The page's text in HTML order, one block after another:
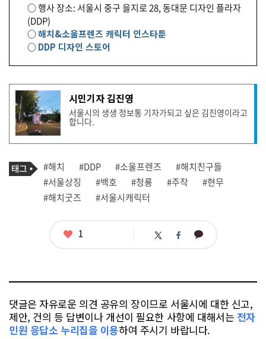
○ 행사 장소: 서울시 중구 을지로 28, 동대문 디자인 플라자
(DDP)
○해치&소울프렌즈 캐릭터 인스타툰
○DDP 디자인 스토어
기
사
작
성
자
프
필
시민기자 김진영
서울시의 생생 정보통 기자가되고 싶은 김진영이라고
합니다.
기
사
관
련
태
태
그
#해치 #DDP #소울프렌즈
#해치친구들
#서울상징
#백호 #청룡 #주작
#현무
#해치굿즈
#서울시캐릭터
좋1 트 페 카
댓글은 자유로운 의견 공유의 장이므로 서울시에 대한 신고,
제안, 건의 등 답변이나 개선이 필요한 사항에 대해서는 전자
민원 응답소 누리집을 이용하여 주시기 바랍니다.